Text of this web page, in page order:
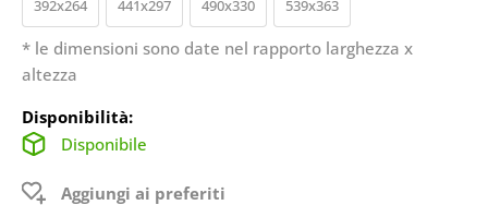
392x264 441x297 490x330 539x363
* le dimensioni sono date nel rapporto larghezza x
altezza
Disponibilità:
Disponibile
Aggiungi ai preferiti